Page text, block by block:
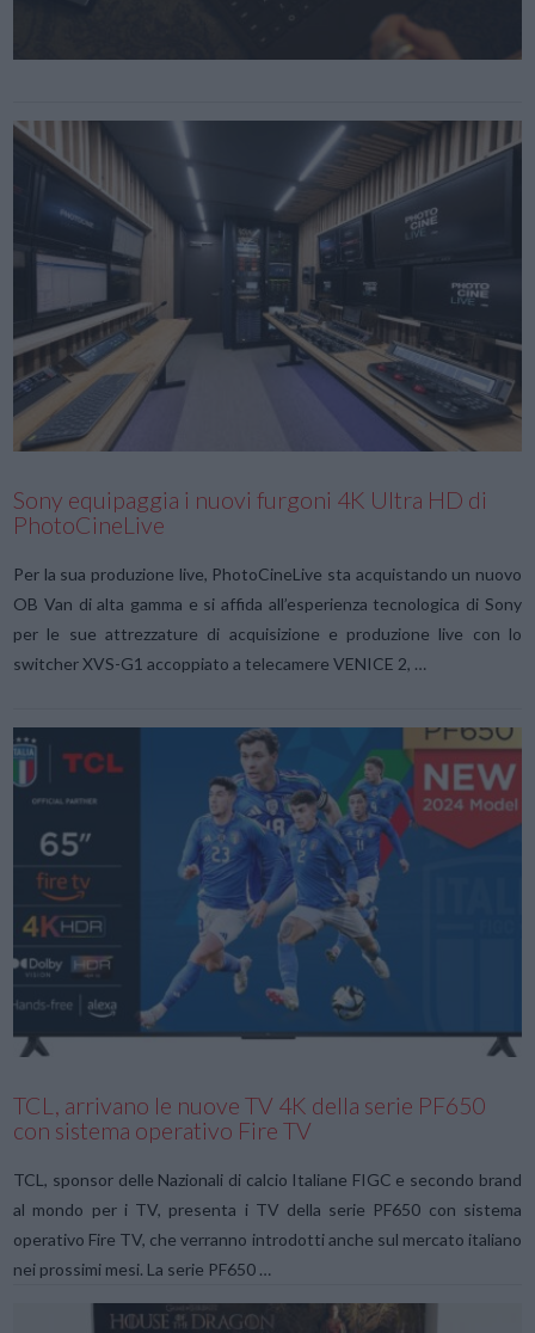
VIEW POST
Sony equipaggia i nuovi furgoni 4K Ultra HD di
PhotoCineLive
Per la sua produzione live, PhotoCineLive sta acquistando un nuovo
OB Van di alta gamma e si affida all’esperienza tecnologica di Sony
per le sue attrezzature di acquisizione e produzione live con lo
switcher XVS-G1 accoppiato a telecamere VENICE 2, …
TCL, arrivano le nuove TV 4K della serie PF650
con sistema operativo Fire TV
TCL, sponsor delle Nazionali di calcio Italiane FIGC e secondo brand
al mondo per i TV, presenta i TV della serie PF650 con sistema
operativo Fire TV, che verranno introdotti anche sul mercato italiano
nei prossimi mesi. La serie PF650 …